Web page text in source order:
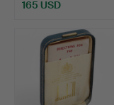
165 USD